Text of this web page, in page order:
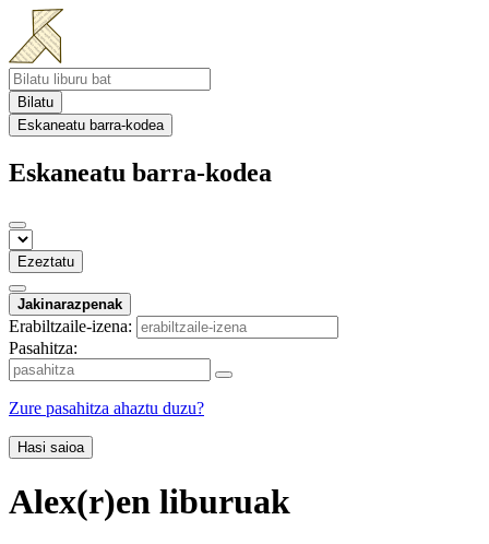
Bilatu
Eskaneatu barra-kodea
Eskaneatu barra-kodea
Ezeztatu
Jakinarazpenak
Erabiltzaile-izena:
Pasahitza:
Zure pasahitza ahaztu duzu?
Hasi saioa
Alex(r)en liburuak